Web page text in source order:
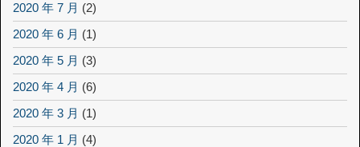
2020 年 7 月 (2)
2020 年 6 月 (1)
2020 年 5 月 (3)
2020 年 4 月 (6)
2020 年 3 月 (1)
2020 年 1 月 (4)